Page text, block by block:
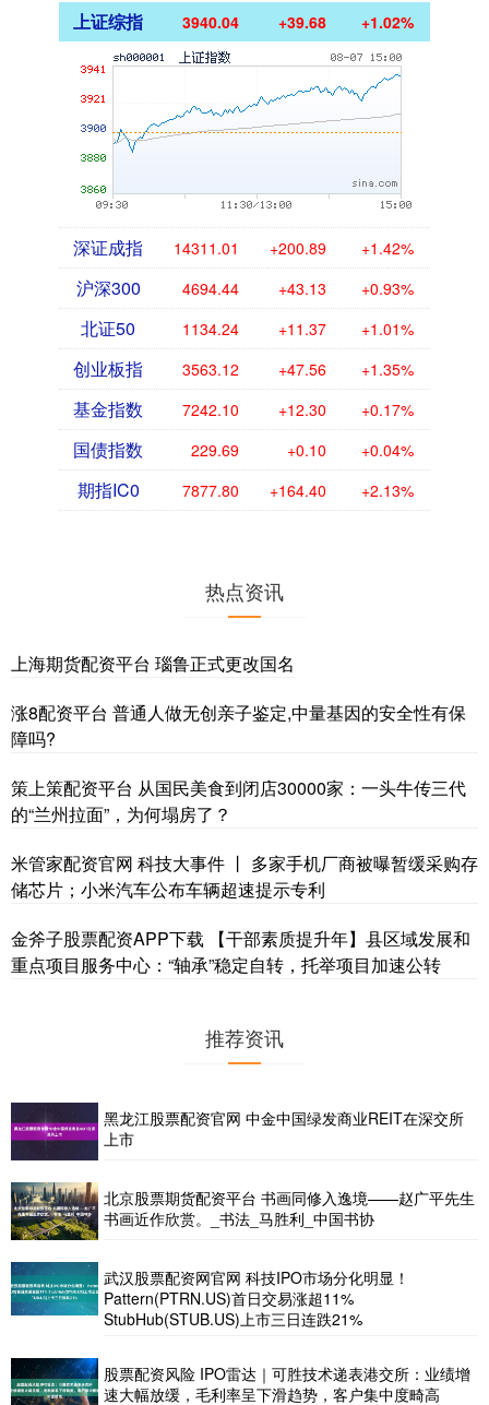
上证综指 3940.04 +39.68 +1.02%
深证成指 14311.01 +200.89 +1.42%
沪深300 4694.44 +43.13 +0.93%
北证50 1134.24 +11.37 +1.01%
创业板指 3563.12 +47.56 +1.35%
基金指数 7242.10 +12.30 +0.17%
国债指数 229.69 +0.10 +0.04%
期指IC0 7877.80 +164.40 +2.13%
热点资讯
上海期货配资平台 瑙鲁正式更改国名
涨8配资平台 普通人做无创亲子鉴定,中量基因的安全性有保
障吗?
策上策配资平台 从国民美食到闭店30000家：一头牛传三代
的“兰州拉面”，为何塌房了？
米管家配资官网 科技大事件 丨 多家手机厂商被曝暂缓采购存
储芯片；小米汽车公布车辆超速提示专利
金斧子股票配资APP下载 【干部素质提升年】县区域发展和
重点项目服务中心：“轴承”稳定自转，托举项目加速公转
推荐资讯
黑龙江股票配资官网 中金中国绿发商业REIT在深交所
上市
北京股票期货配资平台 书画同修入逸境——赵广平先生
书画近作欣赏。_书法_马胜利_中国书协
武汉股票配资网官网 科技IPO市场分化明显！
Pattern(PTRN.US)首日交易涨超11%
StubHub(STUB.US)上市三日连跌21%
股票配资风险 IPO雷达｜可胜技术递表港交所：业绩增
速大幅放缓，毛利率呈下滑趋势，客户集中度畸高